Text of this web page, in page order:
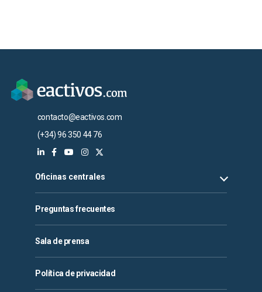
contacto@eactivos.com
(+34) 96 350 44 76
Oficinas centrales
Preguntas frecuentes
Sala de prensa
Política de privacidad